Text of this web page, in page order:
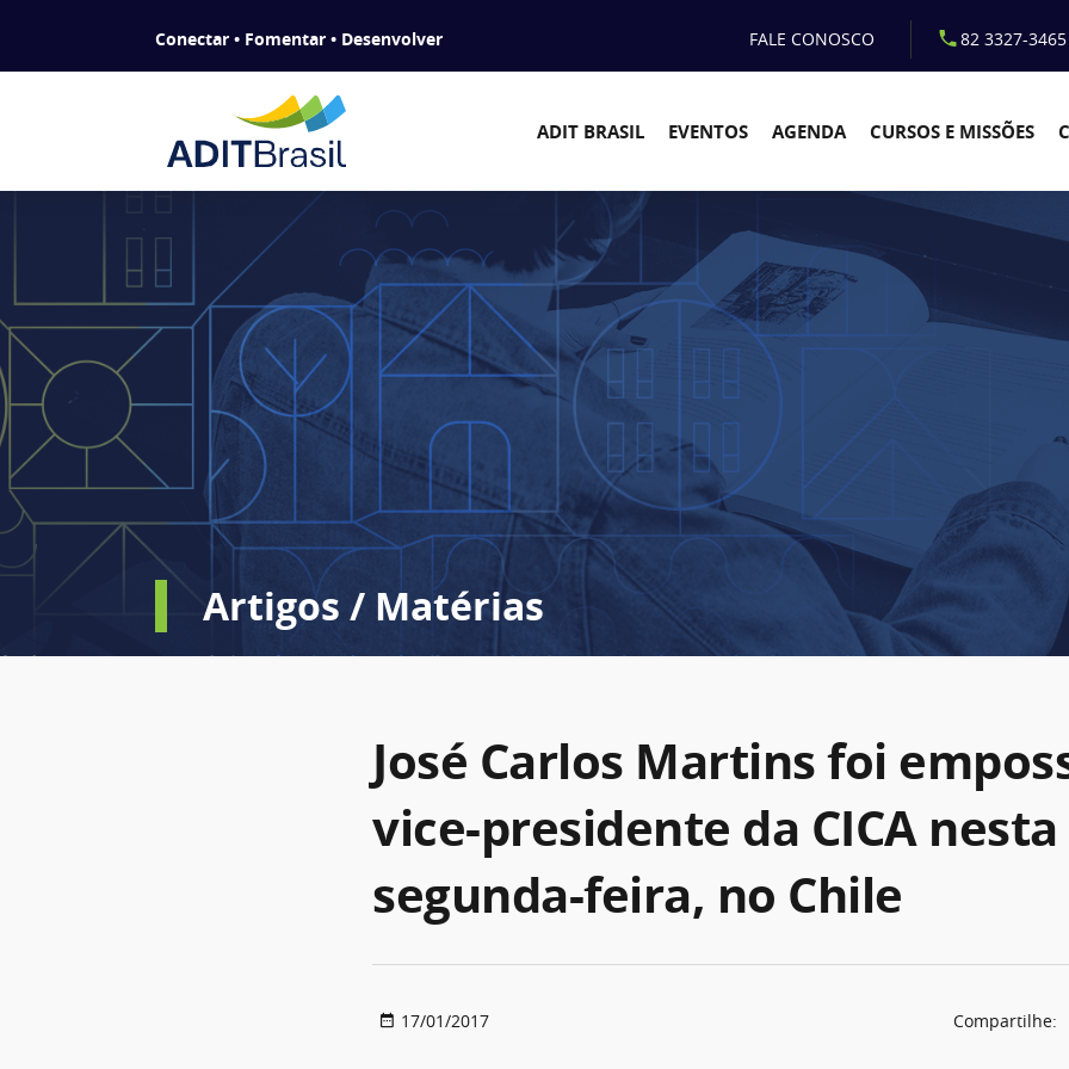
Conectar • Fomentar • Desenvolver FALE CONOSCO 82 3327-3465
ADIT BRASIL EVENTOS AGENDA CURSOS E MISSÕES
Artigos / Matérias
José Carlos Martins foi
vice-presidente da CICA nesta
segunda-feira, no Chile
17/01/2017 Compartilhe: